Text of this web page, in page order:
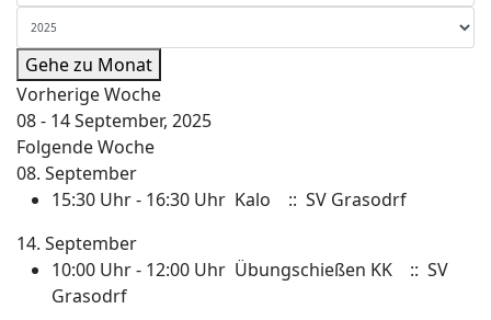
Gehe zu Monat
Vorherige Woche
08 - 14 September, 2025
Folgende Woche
08. September
15:30 Uhr - 16:30 Uhr Kalo
:: SV Grasodrf
14. September
10:00 Uhr - 12:00 Uhr Übungschießen KK
:: SV
Grasodrf